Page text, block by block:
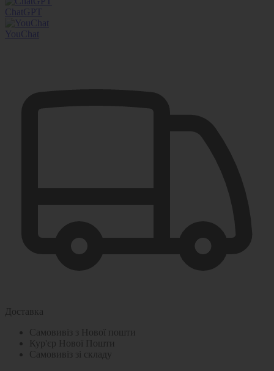
ChatGPT
YouChat
Доставка
Самовивіз з Нової пошти
Кур'єр Нової Пошти
Самовивіз зі складу